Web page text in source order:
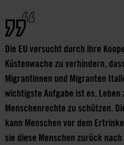
Die EU versucht durch ihre
Küstenwache zu verhindern,
Migrantinnen und Migranten
wichtigste Aufgabe ist es,
Menschenrechte zu schützen.
kann Menschen vor dem
sie diese Menschen zurück